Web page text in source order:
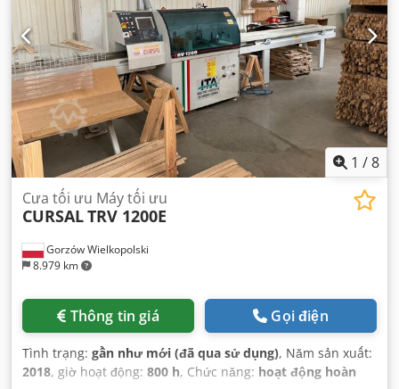
1 /8
Gorzów Wielkopolski
8.979 km
Cưa tối ưu Máy tối ưu
CURSALTRV 1200E
Thông tin giá Gọi điện
Tình trạng: gần như mới (đã qua sử dụng), Năm sản xuất:
2018, giờ hoạt động: 800 h, Chức năng: hoạt động hoàn